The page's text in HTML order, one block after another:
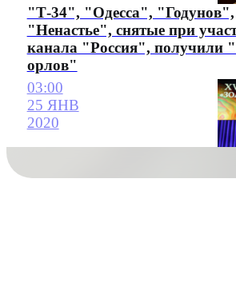
"Т-34", "Одесса", "Годунов",
"Ненастье", снятые при
канала "Россия", получили
орлов"
03:00
25 ЯНВ
2020